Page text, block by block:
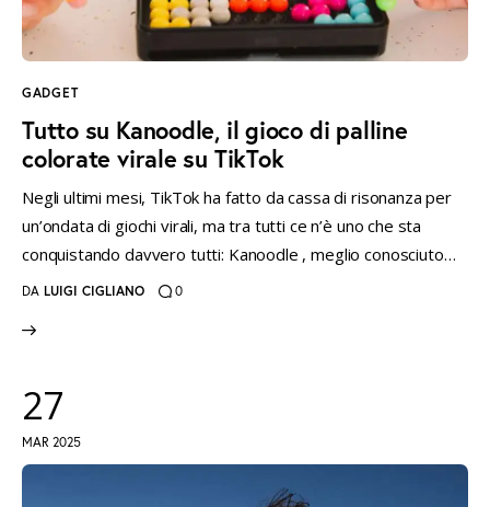
GADGET
Tutto su Kanoodle, il gioco di palline
colorate virale su TikTok
Negli ultimi mesi, TikTok ha fatto da cassa di risonanza per
un’ondata di giochi virali, ma tra tutti ce n’è uno che sta
conquistando davvero tutti: Kanoodle , meglio conosciuto…
DA LUIGI CIGLIANO 0
27
MAR 2025